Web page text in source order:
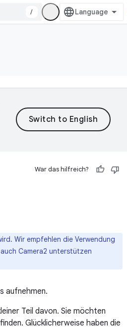
/
War das hilfreich?
Wir empfehlen die Verwendung
Camera2 unterstützen
aufnehmen.
Teil davon. Sie möchten
Glücklicherweise haben die